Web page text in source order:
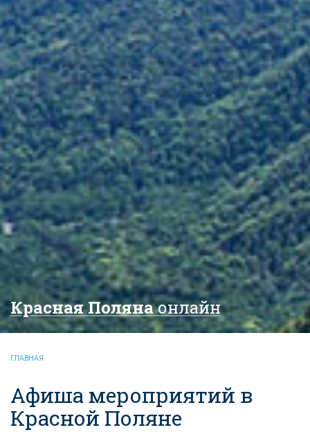
Красная Полянаонлайн
ГЛАВНАЯ
Афиша мероприятий в
Красной Поляне